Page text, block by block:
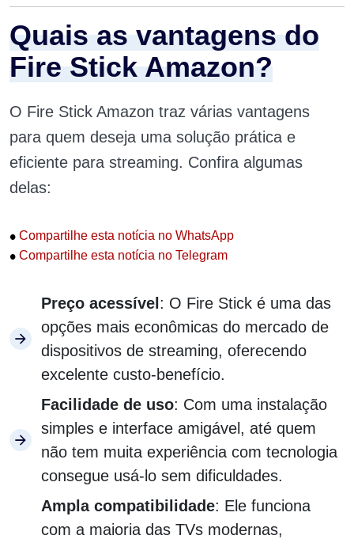
Quais as vantagens do
Fire Stick Amazon?
O Fire Stick Amazon traz várias vantagens
para quem deseja uma solução prática e
eficiente para streaming. Confira algumas
delas:
• Compartilhe esta notícia no WhatsApp
• Compartilhe esta notícia no Telegram
Preço acessível: O Fire Stick é uma das
opções mais econômicas do mercado de
dispositivos de streaming, oferecendo
excelente custo-benefício.
Facilidade de uso: Com uma instalação
simples e interface amigável, até quem
não tem muita experiência com tecnologia
consegue usá-lo sem dificuldades.
Ampla compatibilidade: Ele funciona
com a maioria das TVs modernas,